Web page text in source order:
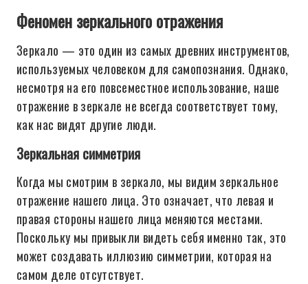
Феномен зеркального отражения
Зеркало — это один из самых древних инструментов,
используемых человеком для самопознания. Однако,
несмотря на его повсеместное использование, наше
отражение в зеркале не всегда соответствует тому,
как нас видят другие люди.
Зеркальная симметрия
Когда мы смотрим в зеркало, мы видим зеркальное
отражение нашего лица. Это означает, что левая и
правая стороны нашего лица меняются местами.
Поскольку мы привыкли видеть себя именно так, это
может создавать иллюзию симметрии, которая на
самом деле отсутствует.